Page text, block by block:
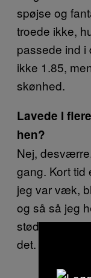
spøjse og
troede ikke,
passede ind i
ikke 1.85,
skønhed.
Lavede I
hen?
Nej,
gang. Kort tid
jeg var væk,
og så så jeg
stødte på
det.